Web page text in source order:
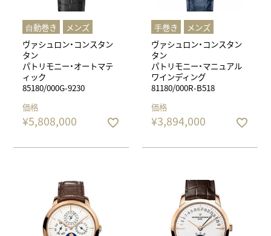
⾃動巻き
メンズ
ヴァシュロン・コンスタン
タン
パトリモニー・オートマテ
ィック
85180/000G-9230
価格
¥5,808,000
⼿巻き
メンズ
ヴァシュロン・コンスタン
タン
パトリモニー・マニュアル
ワインディング
81180/000R-B518
価格
¥3,894,000